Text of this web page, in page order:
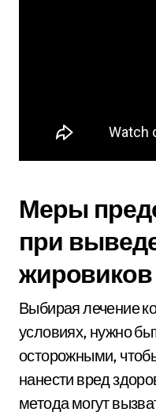
Меры
при
Выбирая лечение
условиях, нужно
осторожными,
нанести вред
метода могут